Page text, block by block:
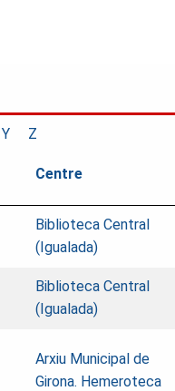
Y Z
Centre
Biblioteca Central
(Igualada)
Biblioteca Central
(Igualada)
Arxiu Municipal de
Girona. Hemeroteca